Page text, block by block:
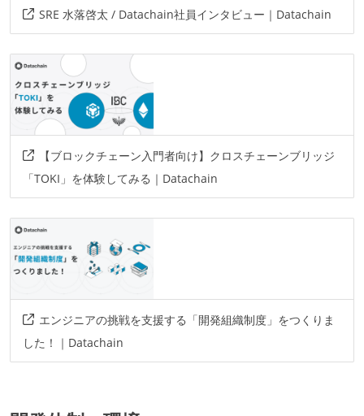
SRE 水落啓太 / Datachain社員インタビュー｜Datachain
【ブロックチェーン入門者向け】クロスチェーンブリッジ
「TOKI」を体験してみる｜Datachain
エンジニアの挑戦を支援する「開発組織制度」をつくりま
した！｜Datachain